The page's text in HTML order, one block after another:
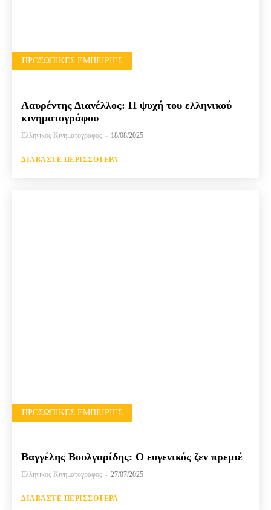
ΠΡΟΣΩΠΙΚΈΣ ΕΜΠΕΙΡΊΕΣ
Λαυρέντης Διανέλλος: Η ψυχή του ελληνικού
κινηματογράφου
Ελληνικος Κινηματογραφος - 18/08/2025
ΔΙΑΒΆΣΤΕ ΠΕΡΙΣΣΌΤΕΡΑ
ΠΡΟΣΩΠΙΚΈΣ ΕΜΠΕΙΡΊΕΣ
Βαγγέλης Βουλγαρίδης: Ο ευγενικός ζεν πρεμιέ
Ελληνικος Κινηματογραφος - 27/07/2025
ΔΙΑΒΆΣΤΕ ΠΕΡΙΣΣΌΤΕΡΑ